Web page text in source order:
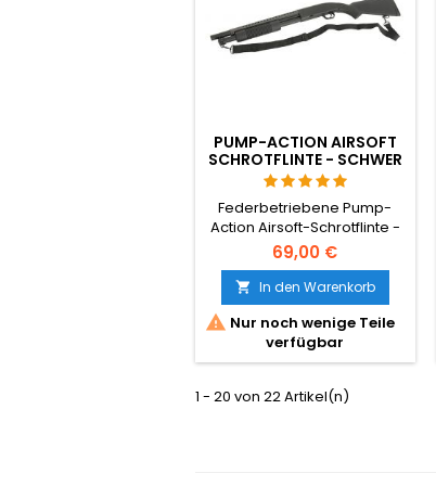
PUMP-ACTION AIRSOFT
SCHROTFLINTE - SCHWER
& REALISTISCH, 3
MAGAZINE + RIEMEN +
SPEEDLOADER BUNDLE
Federbetriebene Pump-
Action Airsoft-Schrotflinte -
spannt wie ein echtes
Gewehr. 1270 g schwere,
realistische Ausführung,
Gehäuse aus Aluminium
und verstärktem Nylon,
Metallteile. Wird als
komplettes Starter-Paket
Schnellladegerät,
69,00 €
 In den Warenkorb
 Nur noch wenige Teile
verfügbar
1 - 20 von 22 Artikel(n)